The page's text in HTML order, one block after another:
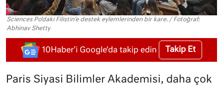
Sciences Po'daki Filistin'e destek eylemlerinden bir kare. / Fotoğraf:
Abhinav Shetty
10Haber'i Google'da takip edin Takip Et
Paris Siyasi Bilimler Akademisi, daha çok